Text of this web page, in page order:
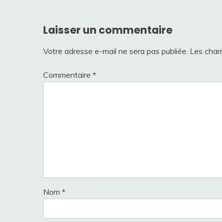
Laisser un commentaire
Votre adresse e-mail ne sera pas publiée. Les
Commentaire *
Nom *